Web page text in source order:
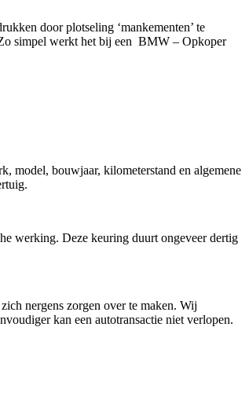
door plotseling ‘mankementen’ te
simpel werkt het bij een BMW – Opkoper
model, bouwjaar, kilometerstand en algemene
werking. Deze keuring duurt ongeveer dertig
nergens zorgen over te maken. Wij
kan een autotransactie niet verlopen.